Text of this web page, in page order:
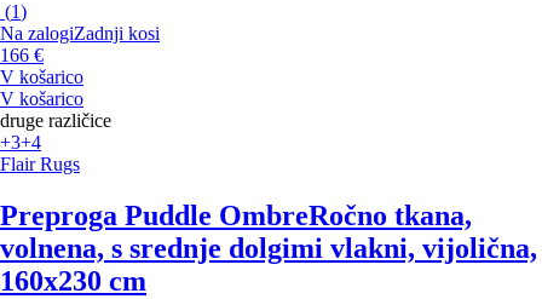
(1)
Na zalogiZadnji kosi
166 €
V košarico
V košarico
druge različice
+3+4
Flair Rugs
Preproga Puddle OmbreRočno tkana,
volnena, s srednje dolgimi vlakni, vijolična,
160x230 cm